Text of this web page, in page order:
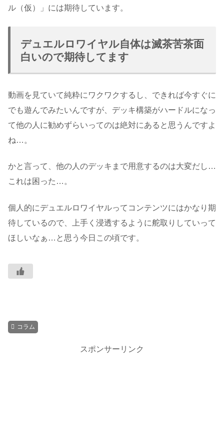
ル（仮）」には期待しています。
デュエルロワイヤル自体は滅茶苦茶面
白いので期待してます
動画を見ていて純粋にワクワクするし、できれば今すぐに
でも遊んでみたいんですが、デッキ構築がハードルになっ
て他の人に勧めずらいってのは絶対にあると思うんですよ
ね…。
かと言って、他の人のデッキまで用意するのは大変だし…
これは困った…。
個人的にデュエルロワイヤルってコンテンツにはかなり期
待しているので、上手く浸透するように舵取りしていって
ほしいなぁ…と思う今日この頃です。
コラム
スポンサーリンク